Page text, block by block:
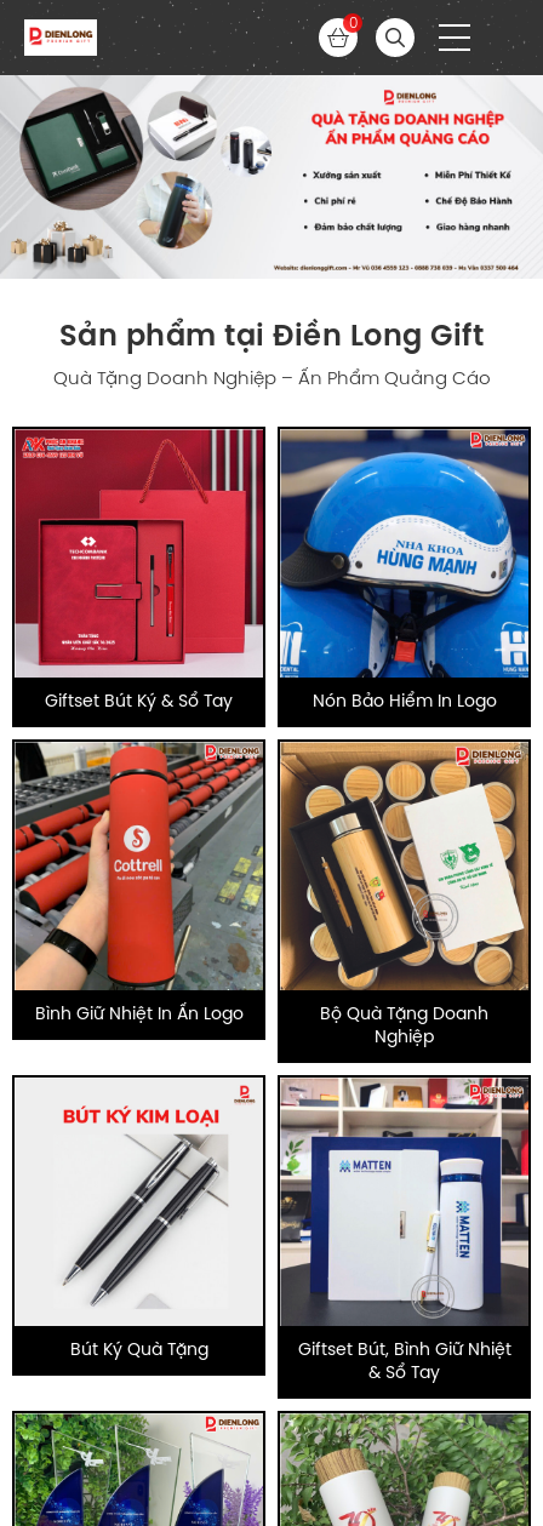
0
Sản phẩm tại Điền Long Gift
Quà Tặng Doanh Nghiệp – Ấn Phẩm Quảng Cáo
Giftset Bút Ký & Sổ Tay Nón Bảo Hiểm In Logo
Bình Giữ Nhiệt In Ấn Logo
Bộ Quà Tặng Doanh
Nghiệp
Bút Ký Quà Tặng
Giftset Bút, Bình Giữ Nhiệt
& Sổ Tay